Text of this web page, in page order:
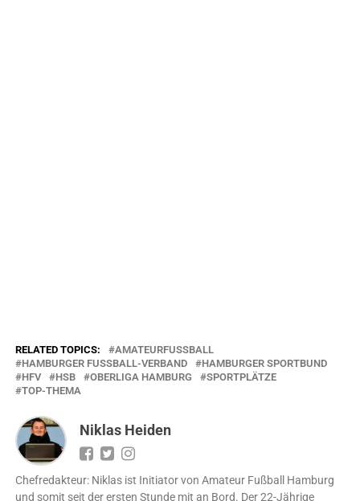
RELATED TOPICS:
AMATEURFUSSBALL
HAMBURGER FUSSBALL-VERBAND
HAMBURGER SPORTBUND
HFV
HSB OBERLIGA HAMBURG
SPORTPLÄTZE
TOP-THEMA
Niklas Heiden
Chefredakteur: Niklas ist Initiator von Amateur Fußball Hamburg
und somit seit der ersten Stunde mit an Bord. Der 22-Jährige